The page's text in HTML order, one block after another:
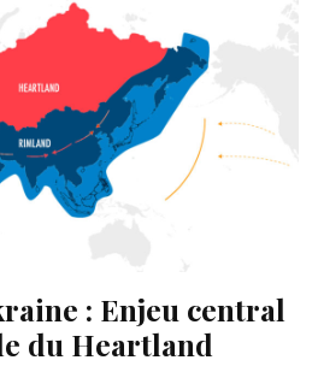
: Enjeu central
du Heartland